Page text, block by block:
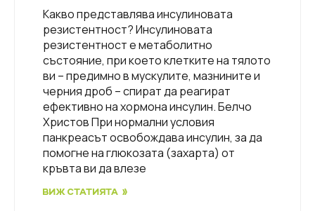
Какво представлява инсулиновата
резистентност? Инсулиновата
резистентност е метаболитно
състояние, при което клетките на тялото
ви – предимно в мускулите, мазнините и
черния дроб – спират да реагират
ефективно на хормона инсулин. Белчо
Христов При нормални условия
панкреасът освобождава инсулин, за да
помогне на глюкозата (захарта) от
кръвта ви да влезе
ВИЖ СТАТИЯТА »